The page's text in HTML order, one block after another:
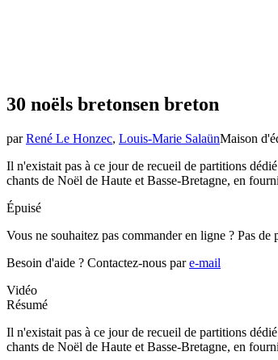
30 noëls bretonsen breton
par René Le Honzec, Louis-Marie SalaünMaison
Il n'existait pas à ce jour de recueil de partitions
chants de Noël de Haute et Basse-Bretagne, en
Épuisé
Vous ne souhaitez pas commander en ligne ? Pas de
Besoin d'aide ? Contactez-nous pare-mail
Vidéo
Résumé
Il n'existait pas à ce jour de recueil de partitions
chants de Noël de Haute et Basse-Bretagne, en